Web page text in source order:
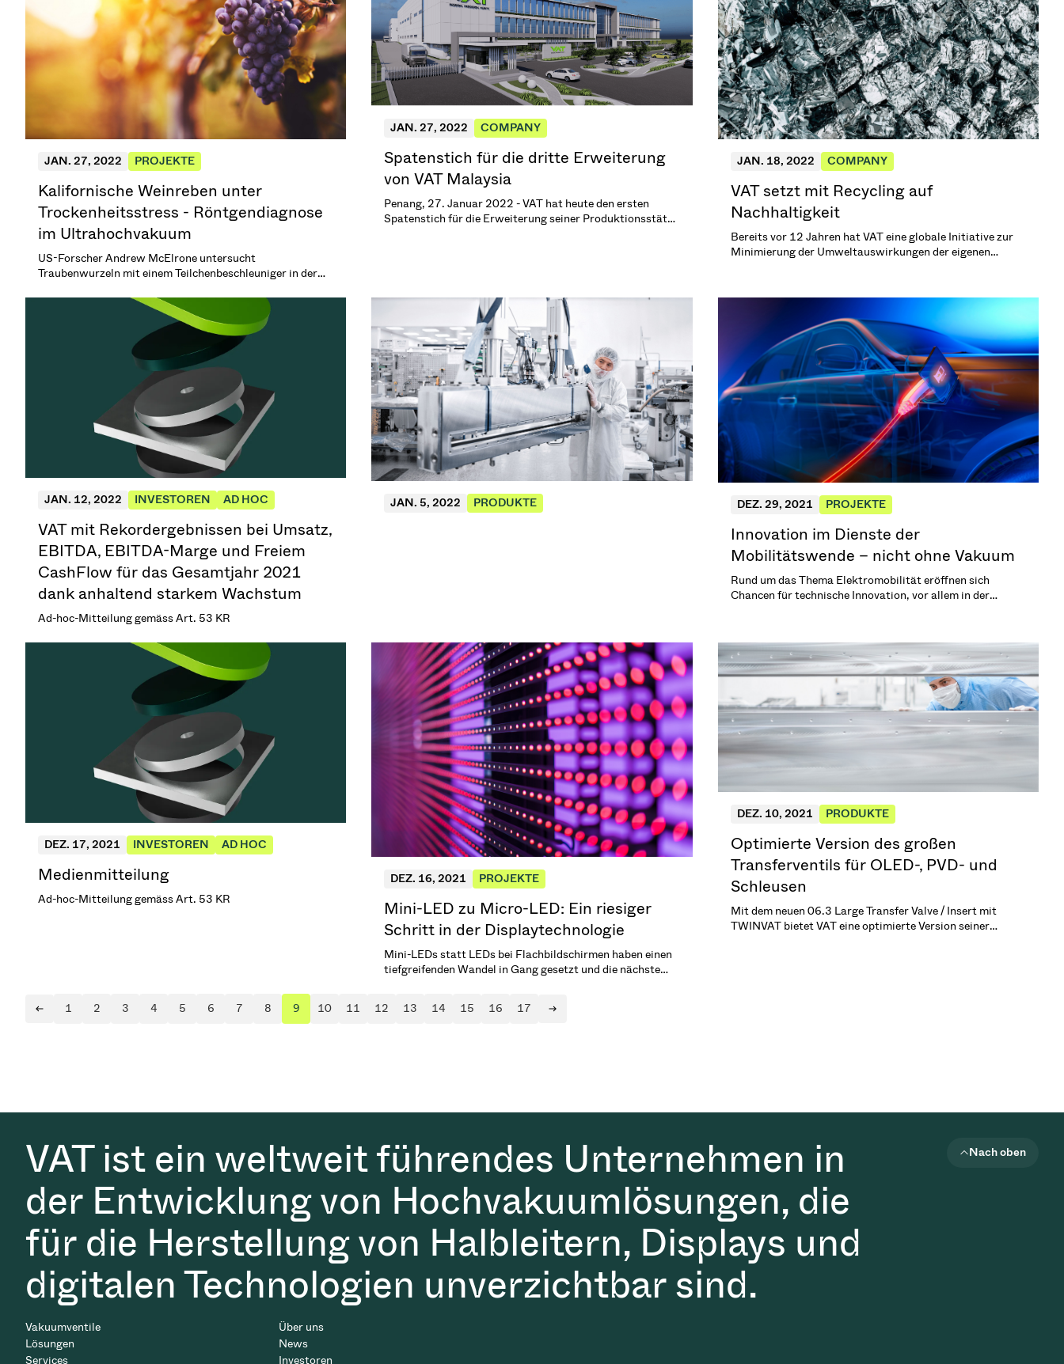
JAN. 27, 2022 PROJEKTE
Kalifornische Weinreben unter
Trockenheitsstress - Röntgendiagnose
im Ultrahochvakuum
US-Forscher Andrew McElrone untersucht
Traubenwurzeln mit einem Teilchenbeschleuniger in der
Ziel: eine nachhaltige Wassernutzungsstrategie für
Weinbauern. (6 min. Lesezeit)
JAN. 27, 2022 COMPANY
Spatenstich für die dritte Erweiterung
von VAT Malaysia
Penang, 27. Januar 2022 - VAT hat heute den ersten
Spatenstich für die Erweiterung seiner Produktionsstätte
JAN. 18, 2022 COMPANY
VAT setzt mit Recycling auf
Nachhaltigkeit
Bereits vor 12 Jahren hat VAT eine globale Initiative zur
Minimierung der Umweltauswirkungen der eigenen
eine breite Palette von Recyclingprogrammen an seinen
weltweiten Standorten.\n\n(2 min. Lesezeit)
JAN. 12, 2022 INVESTOREN AD HOC
VAT mit Rekordergebnissen bei Umsatz,
EBITDA, EBITDA-Marge und Freiem
CashFlow für das Gesamtjahr 2021
dank anhaltend starkem Wachstum
Ad-hoc-Mitteilung gemäss Art. 53 KR
JAN. 5, 2022 PRODUKTE DEZ. 29, 2021 PROJEKTE
Innovation im Dienste der
Mobilitätswende – nicht ohne Vakuum
Rund um das Thema Elektromobilität eröffnen sich
Chancen für technische Innovation, vor allem in der
Damit kann die Vakuumventilentwicklung den Fortschritt
maßgeblich unterstützen. (5 min. Lesezeit)
DEZ. 17, 2021 INVESTOREN AD HOC
Medienmitteilung
Ad-hoc-Mitteilung gemäss Art. 53 KR
DEZ. 16, 2021 PROJEKTE
Mini-LED zu Micro-LED: Ein riesiger
Schritt in der Displaytechnologie
Mini-LEDs statt LEDs bei Flachbildschirmen haben einen
tiefgreifenden Wandel in Gang gesetzt und die nächste
Lesezeit)
DEZ. 10, 2021 PRODUKTE
Optimierte Version des großen
Transferventils für OLED-, PVD- und
Schleusen
Mit dem neuen 06.3 Large Transfer Valve / Insert mit
TWINVAT bietet VAT eine optimierte Version seiner
1 2 3 4 5 6 7 8 9 10 11 12 13 14 15 16 17
VAT ist ein weltweit führendes Unternehmen in
der Entwicklung von Hochvakuumlösungen, die
für die Herstellung von Halbleitern, Displays und
digitalen Technologien unverzichtbar sind.
Nach oben
Vakuumventile
Lösungen
Services
Über uns
News
Investoren